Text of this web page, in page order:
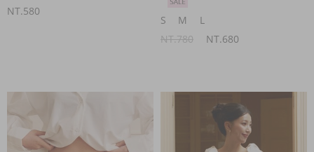
NT.580
S M
L
NT.780
NT.680